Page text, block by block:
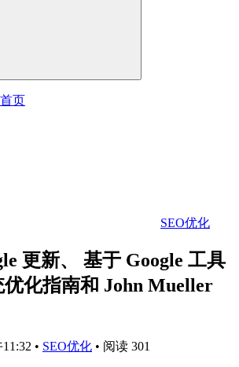
首页
SEO优化
更新、 基于 Google 工具
化指南和 John Mueller
• SEO优化 • 阅读 301